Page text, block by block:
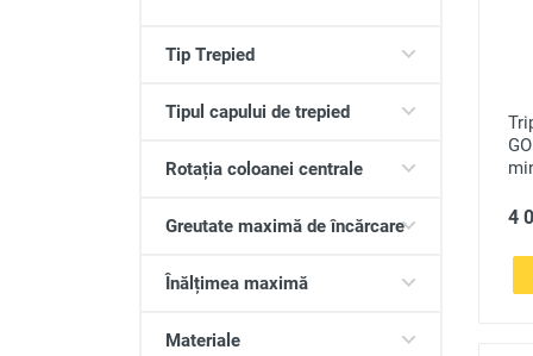
Tip Trepied
Tipul capului de trepied
Rotația coloanei centrale
Greutate maximă de încărcare
Înălțimea maximă
Materiale
4